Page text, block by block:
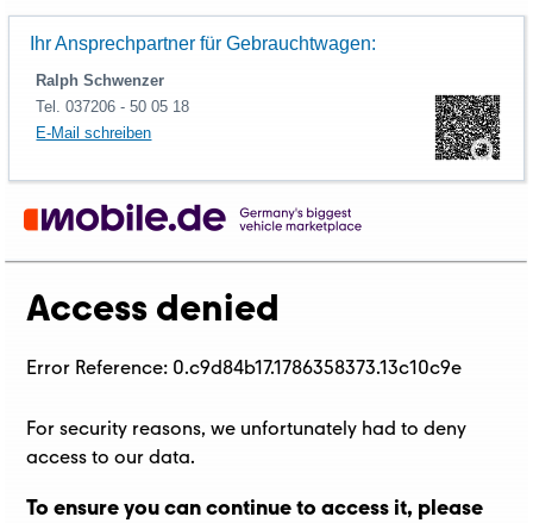
Ihr Ansprechpartner für Gebrauchtwagen:
Ralph Schwenzer
Tel. 037206 - 50 05 18
E-Mail schreiben